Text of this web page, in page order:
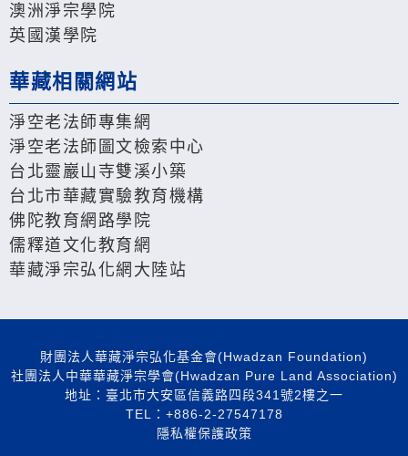
澳洲淨宗學院
英國漢學院
華藏相關網站
淨空老法師專集網
淨空老法師圖文檢索中心
台北靈巖山寺雙溪小築
台北市華藏實驗教育機構
佛陀教育網路學院
儒釋道文化教育網
華藏淨宗弘化網大陸站
財團法人華藏淨宗弘化基金會(Hwadzan Foundation)
社團法人中華華藏淨宗學會(Hwadzan Pure Land Association)
地址：臺北市大安區信義路四段341號2樓之一
TEL：+886-2-27547178
隱私權保護政策